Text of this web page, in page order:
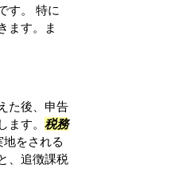
す。 特に
ます。ま
た後、申告
ます。 税務
をされる
、追徴課税